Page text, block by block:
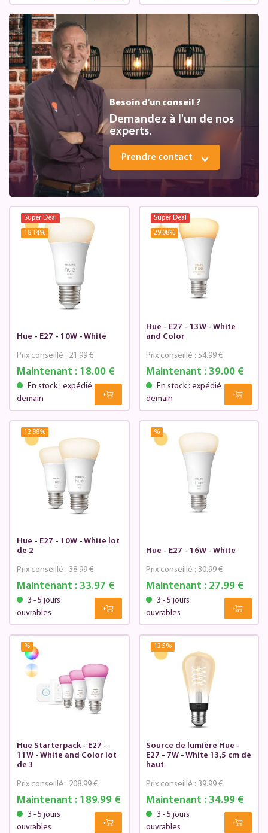
Besoin d'un conseil ?
Demandez à l'un de nos
experts.
Prendre contact
Super Deal
18.14%
Hue - E27 - 10W - White
Maintenant :18.00 €
Prix conseillé : 21.99 €
En stock : expédié
demain
Super Deal
29.08%
Hue - E27 - 13W - White
and Color
Maintenant : 39.00 €
Prix conseillé : 54.99 €
En stock : expédié
demain
12.88%
Hue - E27 - 10W - White lot
de 2
Maintenant :33.97 €
Prix conseillé : 38.99 €
3 - 5 jours
ouvrables
%
Hue - E27 - 16W - White
Maintenant : 27.99 €
Prix conseillé : 30.99 €
3 - 5 jours
ouvrables
%
Hue Starterpack - E27 -
11W - White and Color lot
de 3
Maintenant :189.99 €
Prix conseillé : 208.99 €
3 - 5 jours
ouvrables
12.5%
Source de lumière Hue -
E27 - 7W - White 13,5 cm de
haut
Maintenant : 34.99 €
Prix conseillé : 39.99 €
3 - 5 jours
ouvrables